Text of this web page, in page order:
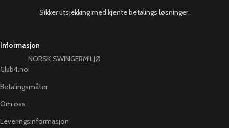
Sikker utsjekking med kjente betalings løsninger.
Informasjon
Club4.no
NORSK SWINGERMILJØ
Betalingsmåter
Om oss
Leveringsinformasjon